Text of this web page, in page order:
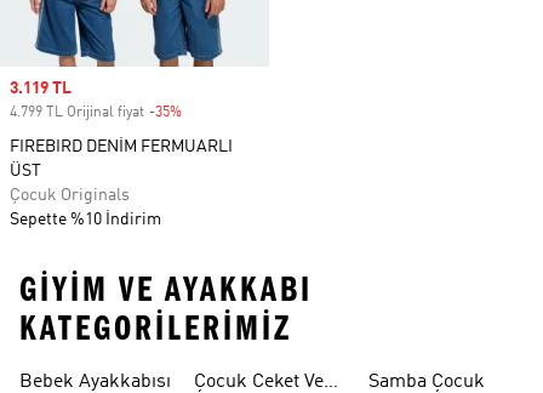
Sale price
3.119 TL
4.799 TL Orijinal fiyat -35%
FIREBIRD DENİM FERMUARLI
ÜST
Çocuk Originals
Sepette %10 İndirim
GIYIM VE AYAKKABI
KATEGORILERIMIZ
Bebek Ayakkabısı
Çocuk Ceket Ve
Samba Çocuk